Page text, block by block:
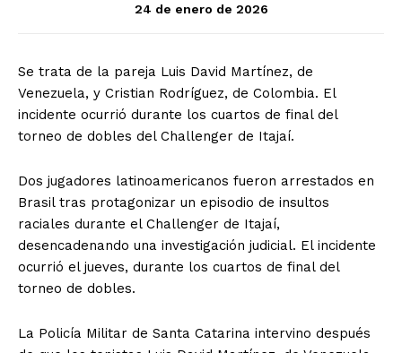
24 de enero de 2026
Se trata de la pareja Luis David Martínez, de
Venezuela, y Cristian Rodríguez, de Colombia. El
incidente ocurrió durante los cuartos de final del
torneo de dobles del Challenger de Itajaí.
Dos jugadores latinoamericanos fueron arrestados en
Brasil tras protagonizar un episodio de insultos
raciales durante el Challenger de Itajaí,
desencadenando una investigación judicial. El incidente
ocurrió el jueves, durante los cuartos de final del
torneo de dobles.
La Policía Militar de Santa Catarina intervino después